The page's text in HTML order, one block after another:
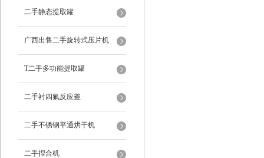
二手静态提取罐
广西出售二手旋转式压片机
T二手多功能提取罐
二手衬四氟反应釜
二手不锈钢平通烘干机
二手捏合机